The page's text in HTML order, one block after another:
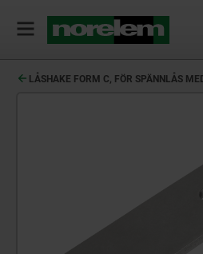
LÅSHAKE FORM C, FÖR SPÄNNLÅS